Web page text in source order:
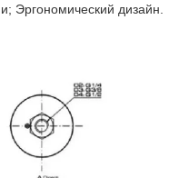
Эргономический дизайн.